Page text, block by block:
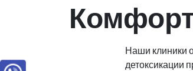
Наши клиники
детоксикации